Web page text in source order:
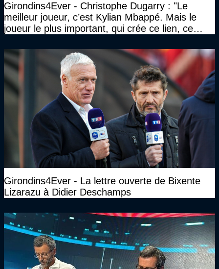
Girondins4Ever - Christophe Dugarry : "Le
meilleur joueur, c’est Kylian Mbappé. Mais le
joueur le plus important, qui crée ce lien, ce
c’est Michael Olise"
Girondins4Ever - La lettre ouverte de Bixente
Lizarazu à Didier Deschamps